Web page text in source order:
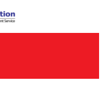
เครื่องพิมพ์วันที่ผลิต